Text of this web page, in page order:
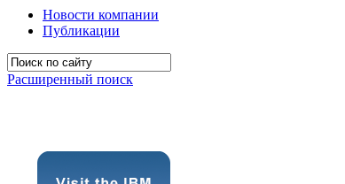
Новости компании
Публикации
Расширенный поиск